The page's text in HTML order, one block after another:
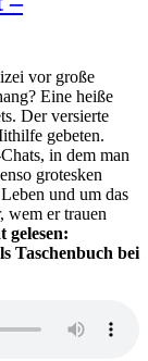
vor große
Eine heiße
Der versierte
gebeten.
in dem man
grotesken
und um das
wem er trauen
gelesen:
Taschenbuch bei